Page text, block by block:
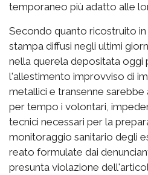
temporaneo più adatto alle
Secondo quanto ricostruito in
stampa diffusi negli ultimi
nella querela depositata oggi
l'allestimento improvviso di
metallici e transenne
per tempo i volontari,
tecnici necessari per la
monitoraggio sanitario degli
reato formulate dai
presunta violazione